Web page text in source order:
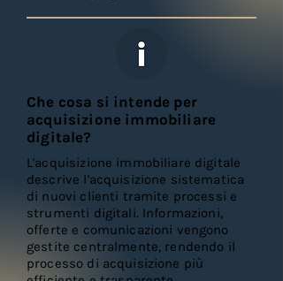
Che cosa si intende per
acquisizione immobiliare
digitale?
L'acquisizione immobiliare digitale
descrive l'acquisizione sistematica
di nuovi clienti tramite processi e
strumenti digitali. Informazioni,
offerte e comunicazioni vengono
gestite centralmente, rendendo il
processo di acquisizione più